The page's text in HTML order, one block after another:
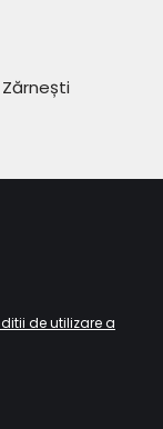
de utilizare a